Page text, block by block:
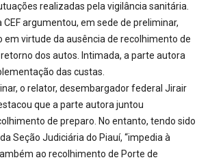
realizadas pela vigilância sanitária.
CEF argumentou, em sede de preliminar,
em virtude da ausência de recolhimento de
dos autos. Intimada, a parte autora
das custas.
o relator, desembargador federal Jirair
que a parte autora juntou
de preparo. No entanto, tendo sido
Seção Judiciária do Piauí, “impedia à
ao recolhimento de Porte de